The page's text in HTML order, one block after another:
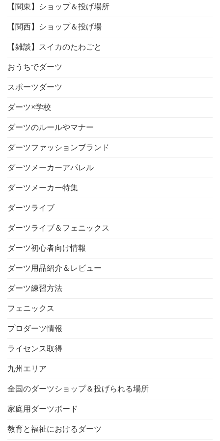
【関東】ショップ＆投げ場所
【関西】ショップ＆投げ場
【雑談】スイカのたわごと
おうちでダーツ
スポーツダーツ
ダーツ×学校
ダーツのルールやマナー
ダーツファッションブランド
ダーツメーカーアパレル
ダーツメーカー特集
ダーツライブ
ダーツライブ＆フェニックス
ダーツ初心者向け情報
ダーツ用品紹介＆レビュー
ダーツ練習方法
フェニックス
プロダーツ情報
ライセンス取得
九州エリア
全国のダーツショップ＆投げられる場所
家庭用ダーツボード
教育と福祉におけるダーツ